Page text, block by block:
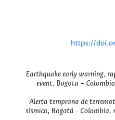
https://
Earthquake early warning,
event, Bogota –
Alerta temprana de
sísmico, Bogotá - Colombia,